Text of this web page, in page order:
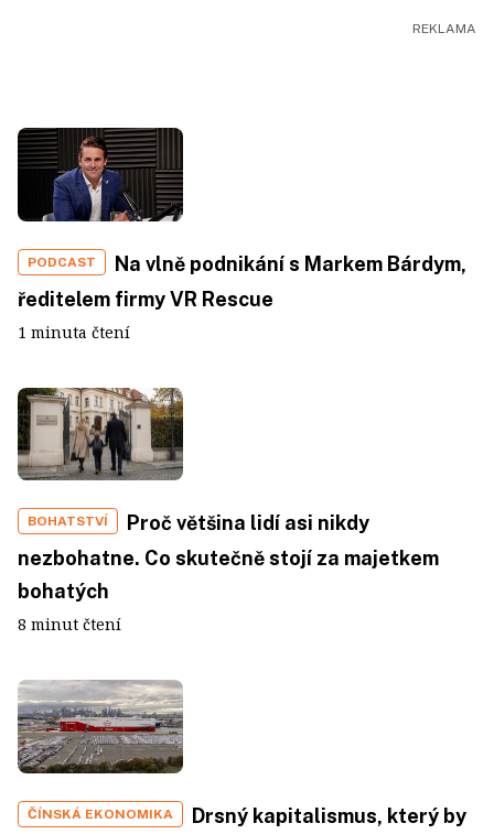
PODCAST
Na vlně podnikání s Markem Bárdym,
ředitelem firmy VR Rescue
1 minuta čtení
BOHATSTVÍ
Proč většina lidí asi nikdy
nezbohatne. Co skutečně stojí za majetkem
bohatých
8 minut čtení
ČÍNSKÁ EKONOMIKA
Drsný kapitalismus, který by